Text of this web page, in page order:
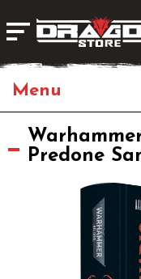
Home
Giochi di Ruolo
Predone